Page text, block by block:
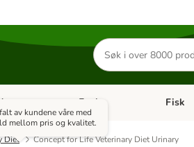
Søk
etter
produkter
Katt Åpne kategorimeny: Små
Fugl Åpne
Fisk
Diet
Concept for Life Veterinary Diet Urinary
av kundene våre med
mellom pris og kvalitet.